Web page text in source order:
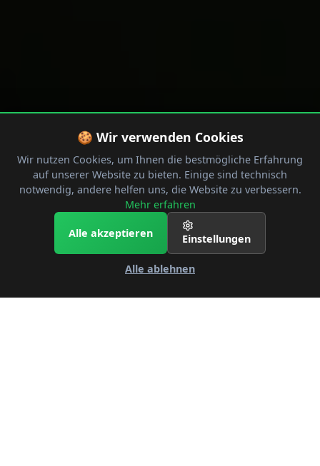
🍪 Wir verwenden Cookies
Wir nutzen Cookies, um Ihnen die bestmögliche Erfahrung
auf unserer Website zu bieten. Einige sind technisch
notwendig, andere helfen uns, die Website zu verbessern.
Mehr erfahren
Alle akzeptieren Einstellungen
Alle ablehnen